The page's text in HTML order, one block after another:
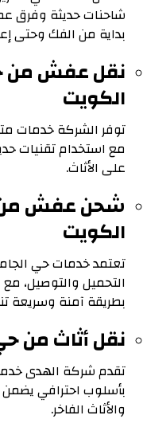
شاحنات حديثة وفرق
بداية من الفك وحتى
نقل عفش من
الكويت
توفر الشركة خدمات
مع استخدام تقنيات
على الأثاث.
شحن عفش من
الكويت
تعتمد خدمات حي
التحميل والتوصيل،
بطريقة آمنة وسريعة
نقل أثاث من
تقدم شركة الهدى
بأسلوب احترافي يضمن
والأثاث الفاخر.